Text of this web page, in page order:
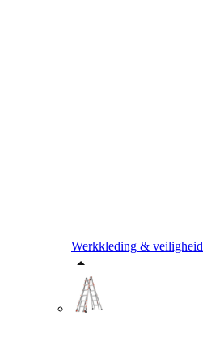
Werkkleding & veiligheid